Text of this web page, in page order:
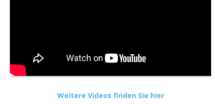
Weitere Videos finden Sie hier